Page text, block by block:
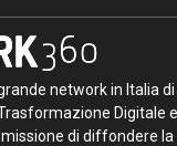
network in Italia
Digitale
di diffondere